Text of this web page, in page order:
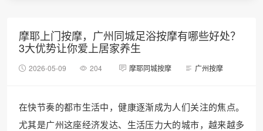
摩耶上门按摩，广州同城足浴按摩有哪些好处？
3大优势让你爱上居家养生
2026-05-09 204 摩耶同城按摩 广州按摩
在快节奏的都市生活中，健康逐渐成为人们关注的焦点。
尤其是广州这座经济发达、生活压力大的城市，越来越多